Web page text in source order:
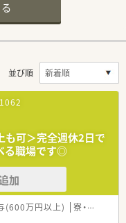
並び順
も可＞完全週休2日で
る職場です◎
加
(600万円以上) 寮・借上社宅あり